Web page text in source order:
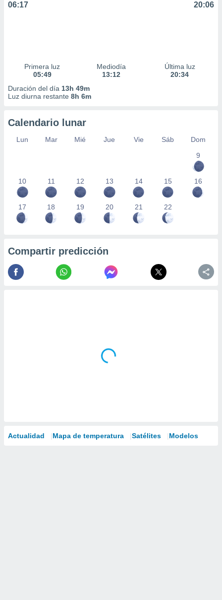
06:17 20:06
Primera luz
05:49
Mediodía
13:12
Última luz
20:34
Duración del día 13h 49m
Luz diurna restante 8h 6m
Calendario lunar
Lun Mar Mié Jue Vie Sáb
Dom
9
10 11 12 13 14 15 16
17 18 19 20 21 22
Compartir predicción
Actualidad Mapa de temperatura Satélites Modelos